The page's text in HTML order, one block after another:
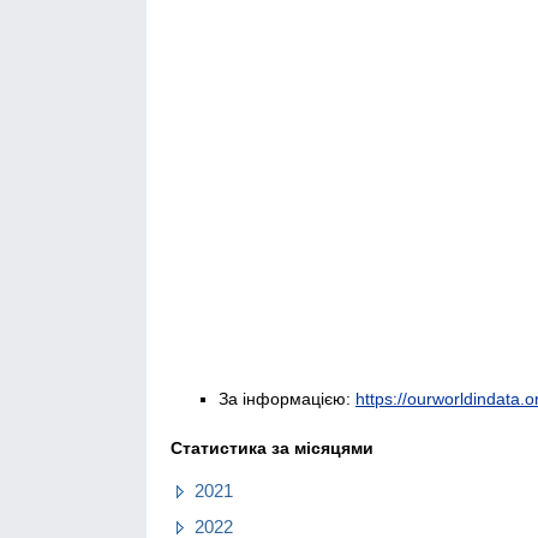
За інформацією: https://
Статистика за місяцями
2021
2022